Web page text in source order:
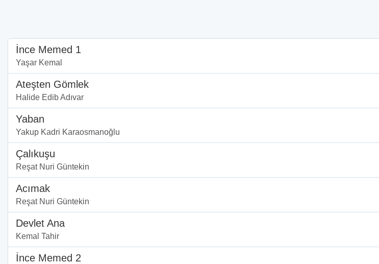
İnce Memed 1
Yaşar Kemal
Ateşten Gömlek
Halide Edib Adıvar
Yaban
Yakup Kadri Karaosmanoğlu
Çalıkuşu
Reşat Nuri Güntekin
Acımak
Reşat Nuri Güntekin
Devlet Ana
Kemal Tahir
İnce Memed 2